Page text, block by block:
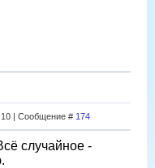
| Сообщение # 174
случайное -